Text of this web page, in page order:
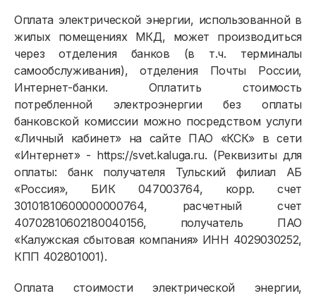
Оплата электрической энергии, использованной в
жилых помещениях МКД, может производиться
через отделения банков (в т.ч. терминалы
самообслуживания), отделения Почты России,
Интернет-банки. Оплатить стоимость
потребленной электроэнергии без оплаты
банковской комиссии можно посредством услуги
«Личный кабинет» на сайте ПАО «КСК» в сети
«Интернет» - https://svet.kaluga.ru. (Реквизиты для
оплаты: банк получателя Тульский филиал АБ
«Россия», БИК 047003764, корр. счет
30101810600000000764, расчетный счет
40702810602180040156, получатель ПАО
«Калужская сбытовая компания» ИНН 4029030252,
КПП 402801001).
Оплата стоимости электрической энергии,